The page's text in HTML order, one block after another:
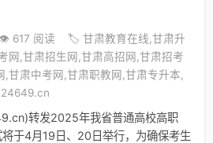
👁️ 617 阅读
🏷️ 甘肃教育在线,甘肃升
网,甘肃招生网,甘肃高招网,甘肃招考
,甘肃中考网,甘肃职教网,甘肃专升本,
转发2025年我省普通高校高职
将于4月19日、20日举行，为确保考生